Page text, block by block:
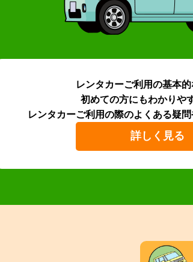
レンタカーご利用の基本
初めての方にもわかりや
レンタカーご利用の際のよくある疑問
詳しく見る